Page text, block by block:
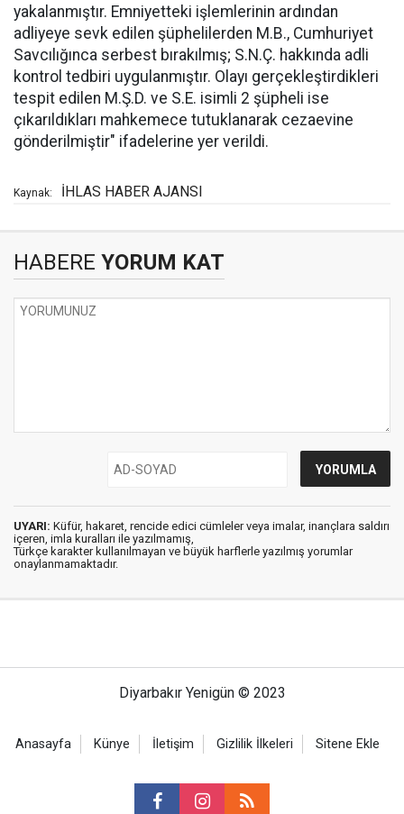
yakalanmıştır. Emniyetteki işlemlerinin ardından
adliyeye sevk edilen şüphelilerden M.B., Cumhuriyet
Savcılığınca serbest bırakılmış; S.N.Ç. hakkında adli
kontrol tedbiri uygulanmıştır. Olayı gerçekleştirdikleri
tespit edilen M.Ş.D. ve S.E. isimli 2 şüpheli ise
çıkarıldıkları mahkemece tutuklanarak cezaevine
gönderilmiştir" ifadelerine yer verildi.
Kaynak: İHLAS HABER AJANSI
HABERE YORUM KAT
UYARI: Küfür, hakaret, rencide edici cümleler veya imalar, inançlara saldırı
içeren, imla kuralları ile yazılmamış,
Türkçe karakter kullanılmayan ve büyük harflerle yazılmış yorumlar
onaylanmamaktadır.
Diyarbakır Yenigün © 2023
Anasayfa Künye İletişim Gizlilik İlkeleri Sitene Ekle